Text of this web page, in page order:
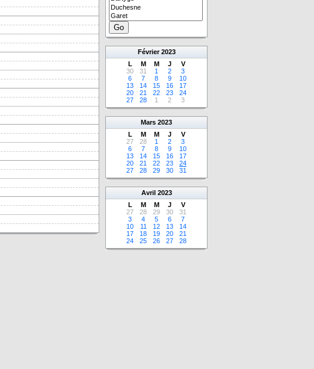
Février 2023
L
M M J
V
30
31 1 2
3
6
7 8 9
10
13
14 15 16
17
20
21 22 23
24
27
28 1 2 3
Mars 2023
L
M M J
V
27
28 1 2
3
6
7 8 9
10
13
14 15 16
17
20
21 22 23
24
27
28 29 30 31
Avril 2023
L
M M J
V
27
28 29 30
31
3
4 5 6
7
10
11 12 13
14
17
18 19 20
21
24
25 26 27 28